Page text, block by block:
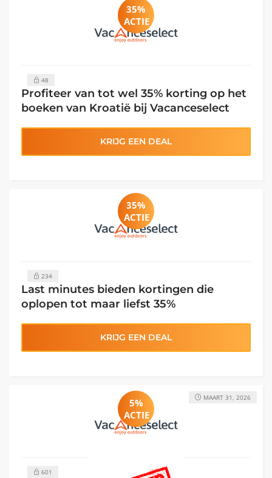
35%
ACTIE
48
Profiteer van tot wel 35% korting op het
boeken van Kroatië bij Vacanceselect
KRIJG EEN DEAL
35%
ACTIE
234
Last minutes bieden kortingen die
oplopen tot maar liefst 35%
KRIJG EEN DEAL
5%
ACTIE
601
MAART 31, 2026